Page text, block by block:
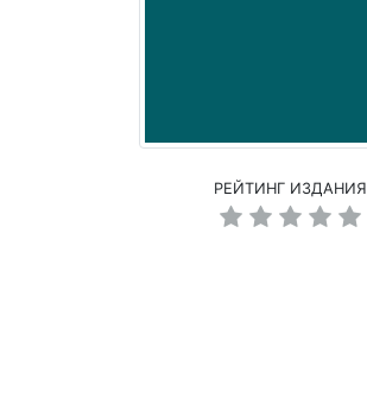
РЕЙТИНГ ИЗДАНИЯ